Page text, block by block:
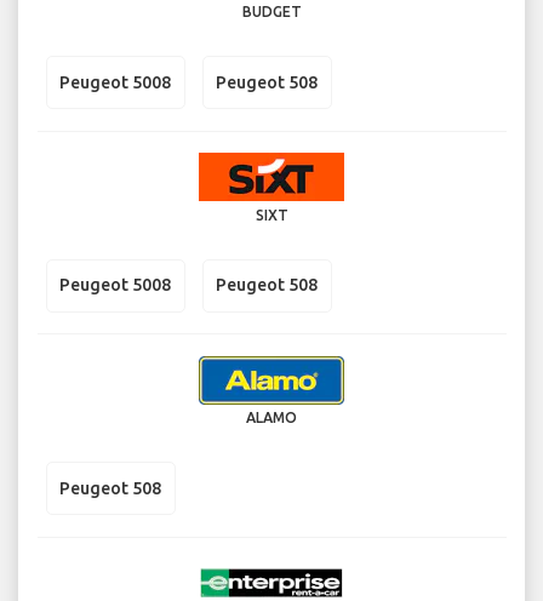
BUDGET
Peugeot 5008 Peugeot 508
SIXT
Peugeot 5008 Peugeot 508
ALAMO
Peugeot 508